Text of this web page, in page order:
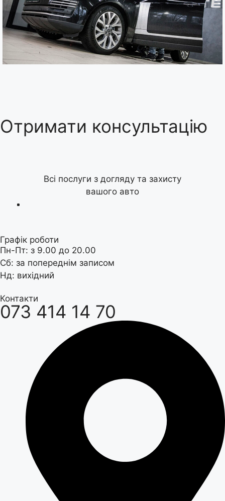
Отримати консультацію
Всі послуги з догляду та захисту
вашого авто
Графік роботи
Пн-Пт: з 9.00 до 20.00
Сб: за попереднім записом
Нд: вихідний
Контакти
073 414 14 70